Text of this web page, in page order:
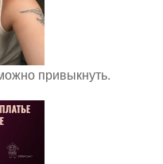
привыкнуть.